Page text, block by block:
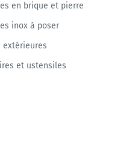
en brique et pierre
inox à poser
extérieures
et ustensiles